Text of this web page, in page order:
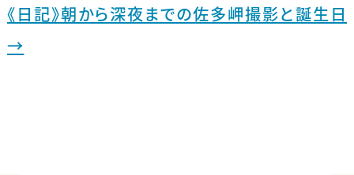
《日記》朝から深夜までの佐多岬撮影と誕生日
→